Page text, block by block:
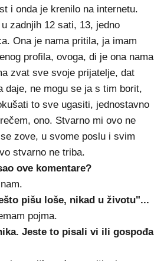
i onda je krenilo na internetu.
zadnjih 12 sati, 13, jedno
Ona je nama pritila, ja imam
profila, ovoga, di je ona nama
zvat sve svoje prijatelje, dat
daje, ne mogu se ja s tim borit,
to sve ugasiti, jednostavno
ono. Stvarno mi ovo ne
zove, u svome poslu i svim
stvarno ne triba.
ove komentare?
pišu loše, nikad u životu"...
pojma.
Jeste to pisali vi ili gospođa